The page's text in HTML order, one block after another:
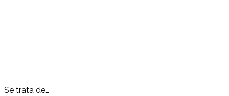
Se trata de…